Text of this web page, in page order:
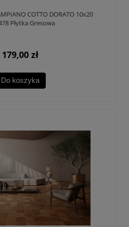
COTTO DORATO 10x20
Płytka Gresowa
179,00 zł
Do koszyka